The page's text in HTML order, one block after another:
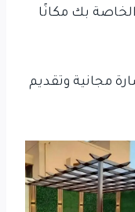
بك مكانًا
مجانية وتقديم